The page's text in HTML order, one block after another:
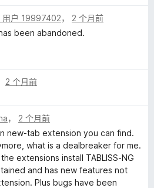
户 19997402， 2 个月前
been abandoned.
2 个月前
， 2 个月前
new-tab extension you can find.
what is a dealbreaker for me.
extensions install TABLISS-NG
and has new features not
Plus bugs have been